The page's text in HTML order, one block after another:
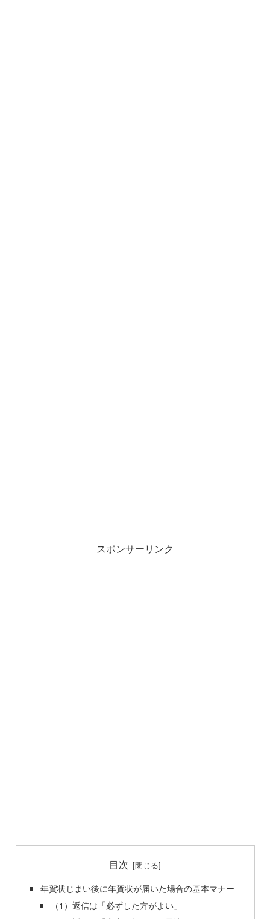
スポンサーリンク
目次
年賀状じまい後に年賀状が届いた場合の基本マナー
（1）返信は「必ずした方がよい」